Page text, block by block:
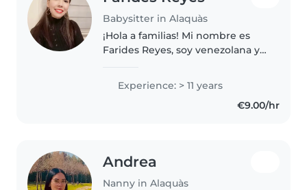
Babysitter in Alaquàs
¡Hola a familias! Mi nombre es
Farides Reyes, soy venezolana y
España. Actualmente cuento con
mis documentos en trámite,
pero tengo muchísimas ganas
Experience: > 11 years
€9.00/hr
Andrea
Nanny in Alaquàs